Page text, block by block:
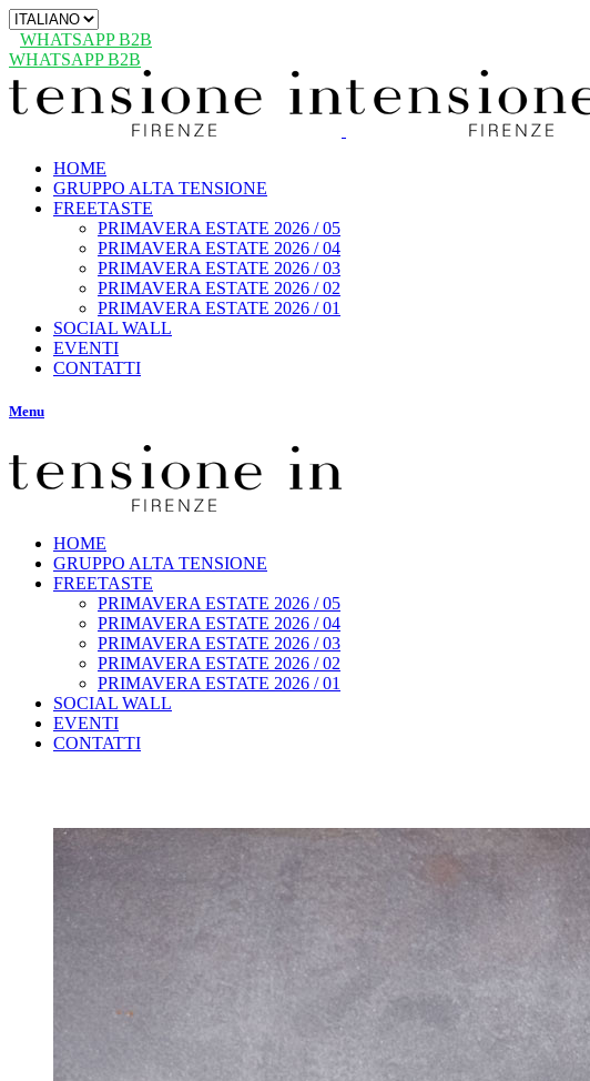
Scegli
una
lingua
WHATSAPP B2B
WHATSAPP B2B
HOME
GRUPPO ALTA TENSIONE
FREETASTE
PRIMAVERA ESTATE 2026 / 05
PRIMAVERA ESTATE 2026 / 04
PRIMAVERA ESTATE 2026 / 03
PRIMAVERA ESTATE 2026 / 02
PRIMAVERA ESTATE 2026 / 01
SOCIAL WALL
EVENTI
CONTATTI
Menu
HOME
GRUPPO ALTA TENSIONE
FREETASTE
PRIMAVERA ESTATE 2026 / 05
PRIMAVERA ESTATE 2026 / 04
PRIMAVERA ESTATE 2026 / 03
PRIMAVERA ESTATE 2026 / 02
PRIMAVERA ESTATE 2026 / 01
SOCIAL WALL
EVENTI
CONTATTI